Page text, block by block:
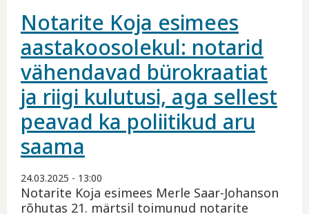
Notarite Koja esimees
aastakoosolekul: notarid
vähendavad bürokraatiat
ja riigi kulutusi, aga sellest
peavad ka poliitikud aru
saama
24.03.2025 - 13:00
Notarite Koja esimees Merle Saar-Johanson
rõhutas 21. märtsil toimunud notarite